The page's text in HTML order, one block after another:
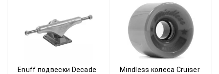
Enuff подвески Decade
Mindless колеса Cruiser